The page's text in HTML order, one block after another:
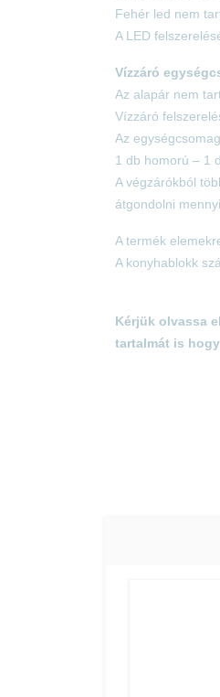
Fehér led nem
A LED
Vízzáró
Az alapár nem
Vízzáró
Az
1 db homorú – 1
A végzárókból
átgondolni
A termék
A konyhablokk
Kérjük olvassa
tartalmát is